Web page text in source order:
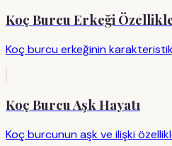
Koç Burcu Erkeği
Koç burcu erkeğinin
Koç Burcu Aşk Hayatı
Koç burcunun aşk ve ilişki